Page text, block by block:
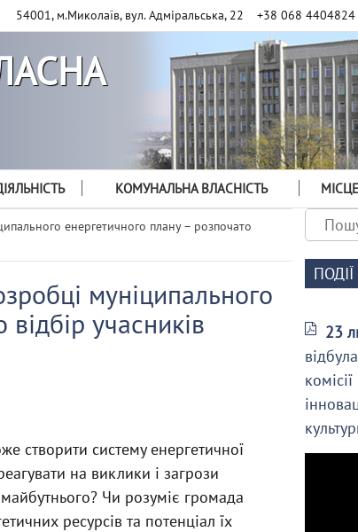
54001, м.Миколаїв, вул. Адміральська, 22 +38 068 4404824
КОМУНАЛЬНА ВЛАСНІСТЬ
енергетичного плану – розпочато
муніципального
учасників
створити систему енергетичної
на виклики і загрози
Чи розуміє громада
ресурсів та потенціал їх
ПОДІЇ
23